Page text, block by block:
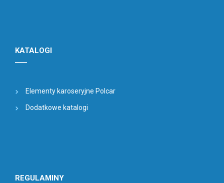
KATALOGI
Elementy karoseryjne Polcar
Dodatkowe katalogi
REGULAMINY